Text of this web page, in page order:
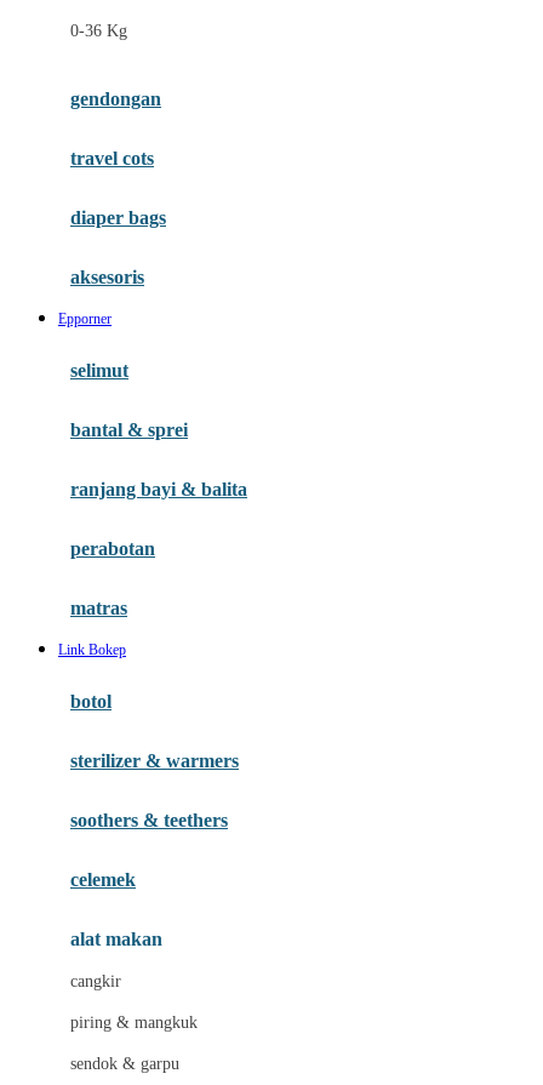
Fisher Price
Gb
Habbie
Haenim
Hauck
Havaianas
Hybrid
I
Inlacta DHA
Ivenet
0-36 Kg
gendongan
travel cots
diaper bags
aksesoris
Epporner
selimut
bantal & sprei
ranjang bayi & balita
perabotan
matras
Link Bokep
botol
sterilizer & warmers
soothers & teethers
celemek
alat makan
cangkir
piring & mangkuk
sendok & garpu